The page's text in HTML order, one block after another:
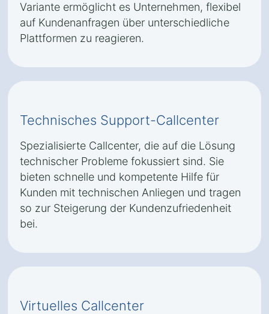
Variante ermöglicht es Unternehmen, flexibel
auf Kundenanfragen über unterschiedliche
Plattformen zu reagieren.
Technisches Support-Callcenter
Spezialisierte Callcenter, die auf die Lösung
technischer Probleme fokussiert sind. Sie
bieten schnelle und kompetente Hilfe für
Kunden mit technischen Anliegen und tragen
so zur Steigerung der Kundenzufriedenheit
bei.
Virtuelles Callcenter